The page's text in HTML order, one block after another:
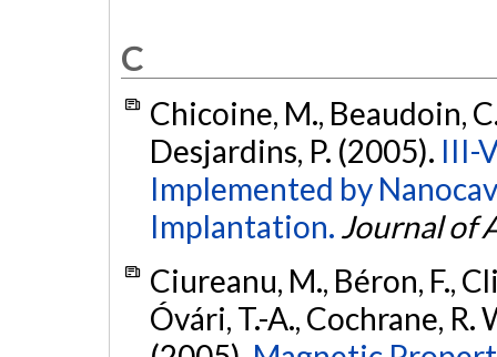
C
Chicoine, M., Beaudoin,
Desjardins, P. (2005). III-
Implemented by
Implantation. Journal of
Ciureanu, M., Béron, F.,
Óvári, T.-A., Cochrane, R.